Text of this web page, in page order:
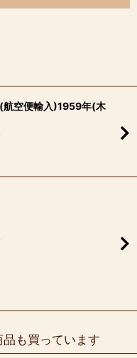
航空便輸入)1959年(木
も買っています